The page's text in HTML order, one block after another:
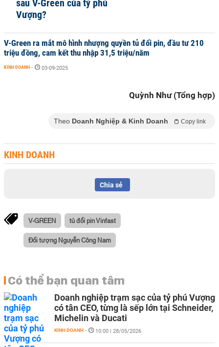
sau V-Green của tỷ phú
Vượng?
V-Green ra mắt mô hình nhượng quyền tủ đổi pin, đầu tư 210
triệu đồng, cam kết thu nhập 31,5 triệu/năm
KINH DOANH - 03-09-2025
Quỳnh Như (Tổng hợp)
Theo Doanh Nghiệp & Kinh Doanh Copy link
KINH DOANH
Chia sẻ
V-GREEN tủ đổi pin Vinfast
Đối tượng Nguyễn Công Nam
Có thể bạn quan tâm
Doanh nghiệp trạm sạc của tỷ phú Vượng
có tân CEO, từng là sếp lớn tại Schneider,
Michelin và Ducati
KINH DOANH - 10:00 | 28/05/2026